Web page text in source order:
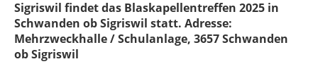
Sigriswil findet das Blaskapellentreffen 2025 in
Schwanden ob Sigriswil statt. Adresse:
Mehrzweckhalle / Schulanlage, 3657 Schwanden
ob Sigriswil